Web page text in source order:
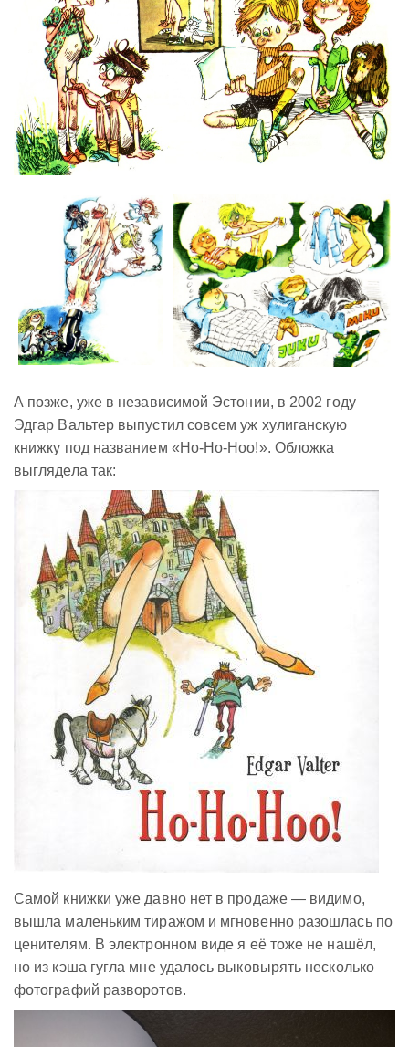
А позже, уже в независимой Эстонии, в 2002 году
Эдгар Вальтер выпустил совсем уж хулиганскую
книжку под названием «Ho-Ho-Hoo!». Обложка
выглядела так:
Самой книжки уже давно нет в продаже — видимо,
вышла маленьким тиражом и мгновенно разошлась по
ценителям. В электронном виде я её тоже не нашёл,
но из кэша гугла мне удалось выковырять несколько
фотографий разворотов.